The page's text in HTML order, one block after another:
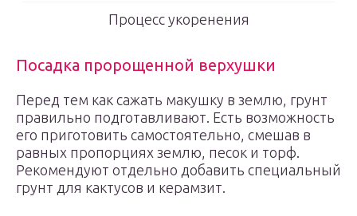
Процесс укоренения
Посадка пророщенной верхушки
Перед тем как сажать макушку в землю, грунт
правильно подготавливают. Есть возможность
его приготовить самостоятельно, смешав в
равных пропорциях землю, песок и торф.
Рекомендуют отдельно добавить специальный
грунт для кактусов и керамзит.